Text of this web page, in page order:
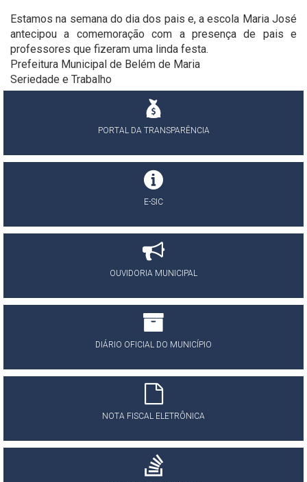
Estamos na semana do dia dos pais e, a escola Maria José
antecipou a comemoração com a presença de pais e
professores que fizeram uma linda festa.
Prefeitura Municipal de Belém de Maria
Seriedade e Trabalho
PORTAL DA TRANSPARÊNCIA
E-SIC
OUVIDORIA MUNICIPAL
DIÁRIO OFICIAL DO MUNICÍPIO
NOTA FISCAL ELETRÔNICA